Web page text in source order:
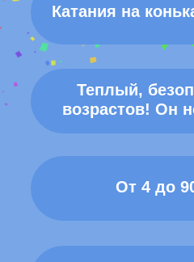
Катания на
Теплый,
возрастов! Он
От 4 до